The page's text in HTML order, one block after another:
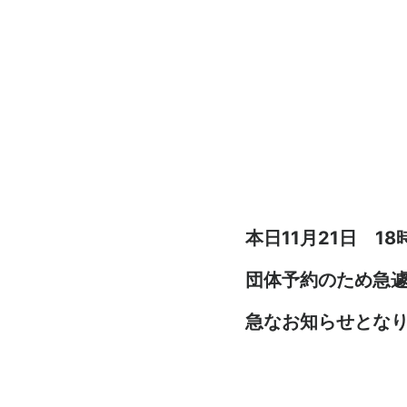
本日11月21日 18
団体予約のため急
急なお知らせとな